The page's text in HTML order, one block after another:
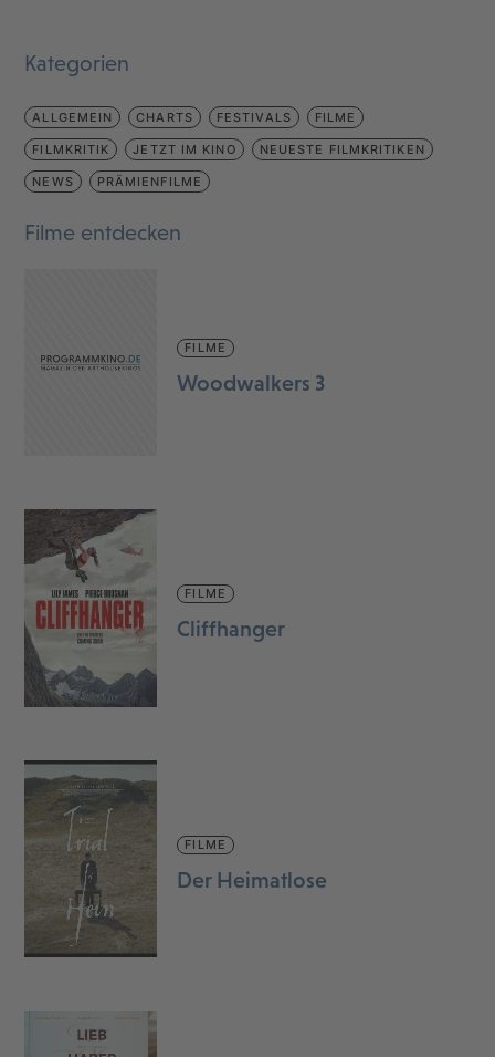
Kategorien
ALLGEMEIN CHARTS FESTIVALS FILME
FILMKRITIK JETZT IM KINO NEUESTE FILMKRITIKEN
NEWS PRÄMIENFILME
Filme entdecken
FILME
Woodwalkers 3
FILME
Cliffhanger
FILME
Der Heimatlose